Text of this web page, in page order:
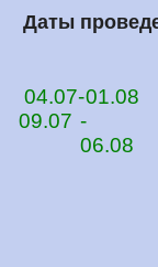
Даты
04.07-
09.07
01.08
-
06.08